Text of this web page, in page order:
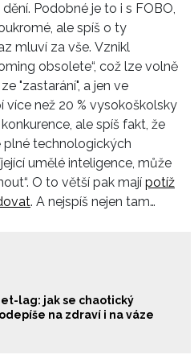
Podobné je to i s FOBO,
ale spíš o ty
mluví za vše. Vznikl
obsolete“, což lze volně
"zastarání", a jen ve
než 20 % vysokoškolsky
ale spíš fakt, že
plné technologických
umělé inteligence, může
O to větší pak mají potíž
. A nejspíš nejen tam…
lag: jak se chaotický
na zdraví i na váze